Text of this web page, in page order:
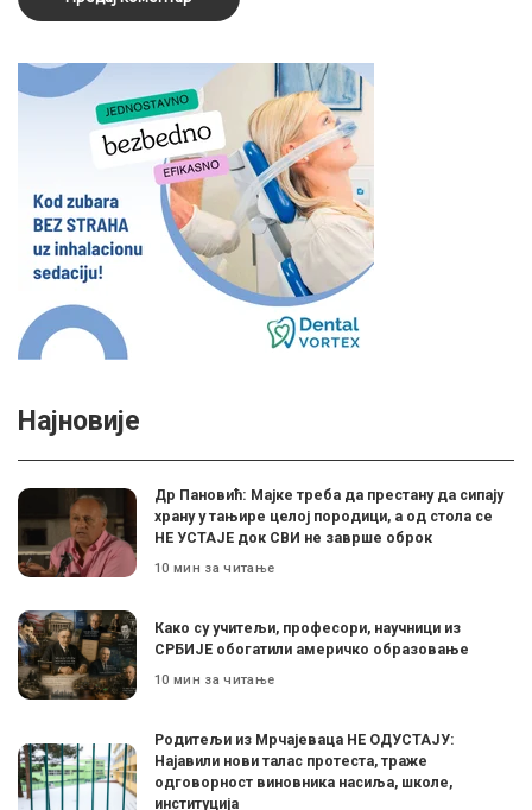
Најновије
Др Пановић: Мајке треба да престану да сипају
храну у тањире целој породици, а од стола се
НЕ УСТАЈЕ док СВИ не заврше оброк
10 мин за читање
Како су учитељи, професори, научници из
СРБИЈЕ обогатили америчко образовање
10 мин за читање
Родитељи из Мрчајеваца НЕ ОДУСТАЈУ:
Најавили нови талас протеста, траже
одговорност виновника насиља, школе,
институција